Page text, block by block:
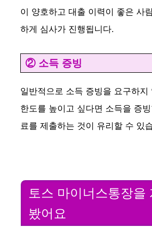
이 양호하고 대출 이력이 좋은 사
하게 심사가 진행됩니다.
② 소득 증빙
일반적으로 소득 증빙을 요구하지
한도를 높이고 싶다면 소득을 증
료를 제출하는 것이 유리할 수 있
토스 마이너스통장을
봤어요